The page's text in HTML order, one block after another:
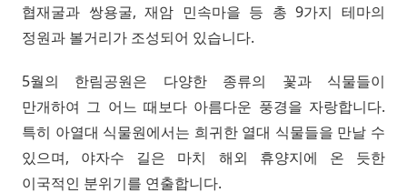
협재굴과 쌍용굴, 재암 민속마을 등 총 9가지 테마의
정원과 볼거리가 조성되어 있습니다.
5월의 한림공원은 다양한 종류의 꽃과 식물들이
만개하여 그 어느 때보다 아름다운 풍경을 자랑합니다.
특히 아열대 식물원에서는 희귀한 열대 식물들을 만날 수
있으며, 야자수 길은 마치 해외 휴양지에 온 듯한
이국적인 분위기를 연출합니다.